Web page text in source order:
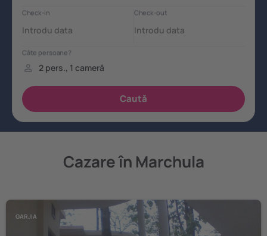
Cazare în Marchula
GARJIA